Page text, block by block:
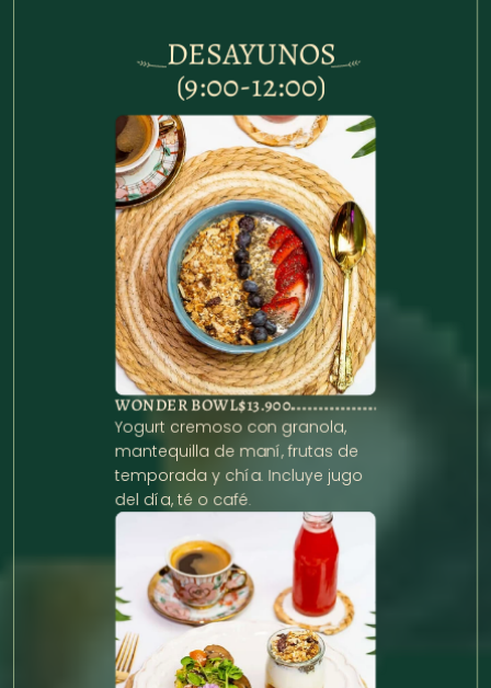
DESAYUNOS
(9:00-12:00)
WONDER BOWL$13.900
Yogurt cremoso con granola,
mantequilla de maní, frutas de
temporada y chía. Incluye jugo
del día, té o café.